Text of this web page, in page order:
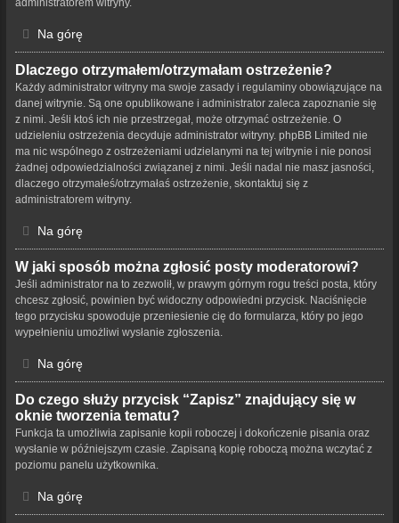
Na górę
Dlaczego otrzymałem/otrzymałam ostrzeżenie?
Każdy administrator witryny ma swoje zasady i regulaminy obowiązujące na
danej witrynie. Są one opublikowane i administrator zaleca zapoznanie się
z nimi. Jeśli ktoś ich nie przestrzegał, może otrzymać ostrzeżenie. O
udzieleniu ostrzeżenia decyduje administrator witryny. phpBB Limited nie
ma nic wspólnego z ostrzeżeniami udzielanymi na tej witrynie i nie ponosi
żadnej odpowiedzialności związanej z nimi. Jeśli nadal nie masz jasności,
dlaczego otrzymałeś/otrzymałaś ostrzeżenie, skontaktuj się z
administratorem witryny.
Na górę
W jaki sposób można zgłosić posty moderatorowi?
Jeśli administrator na to zezwolił, w prawym górnym rogu treści posta, który
chcesz zgłosić, powinien być widoczny odpowiedni przycisk. Naciśnięcie
tego przycisku spowoduje przeniesienie cię do formularza, który po jego
wypełnieniu umożliwi wysłanie zgłoszenia.
Na górę
Do czego służy przycisk “Zapisz” znajdujący się w
oknie tworzenia tematu?
Funkcja ta umożliwia zapisanie kopii roboczej i dokończenie pisania oraz
wysłanie w późniejszym czasie. Zapisaną kopię roboczą można wczytać z
poziomu panelu użytkownika.
Na górę